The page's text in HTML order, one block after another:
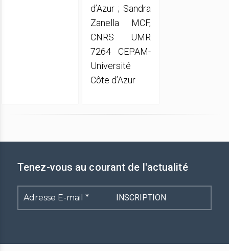
d’Azur ; Sandra
Zanella MCF,
CNRS UMR
7264 CEPAM-
Université
Côte d’Azur
Tenez-vous au courant de l'actualité
Adresse
E-